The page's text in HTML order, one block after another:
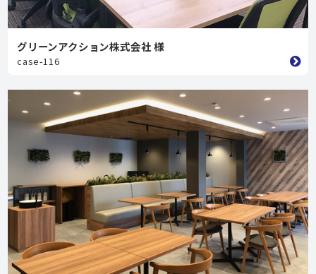
グリーンアクション株式会社 様
case-116